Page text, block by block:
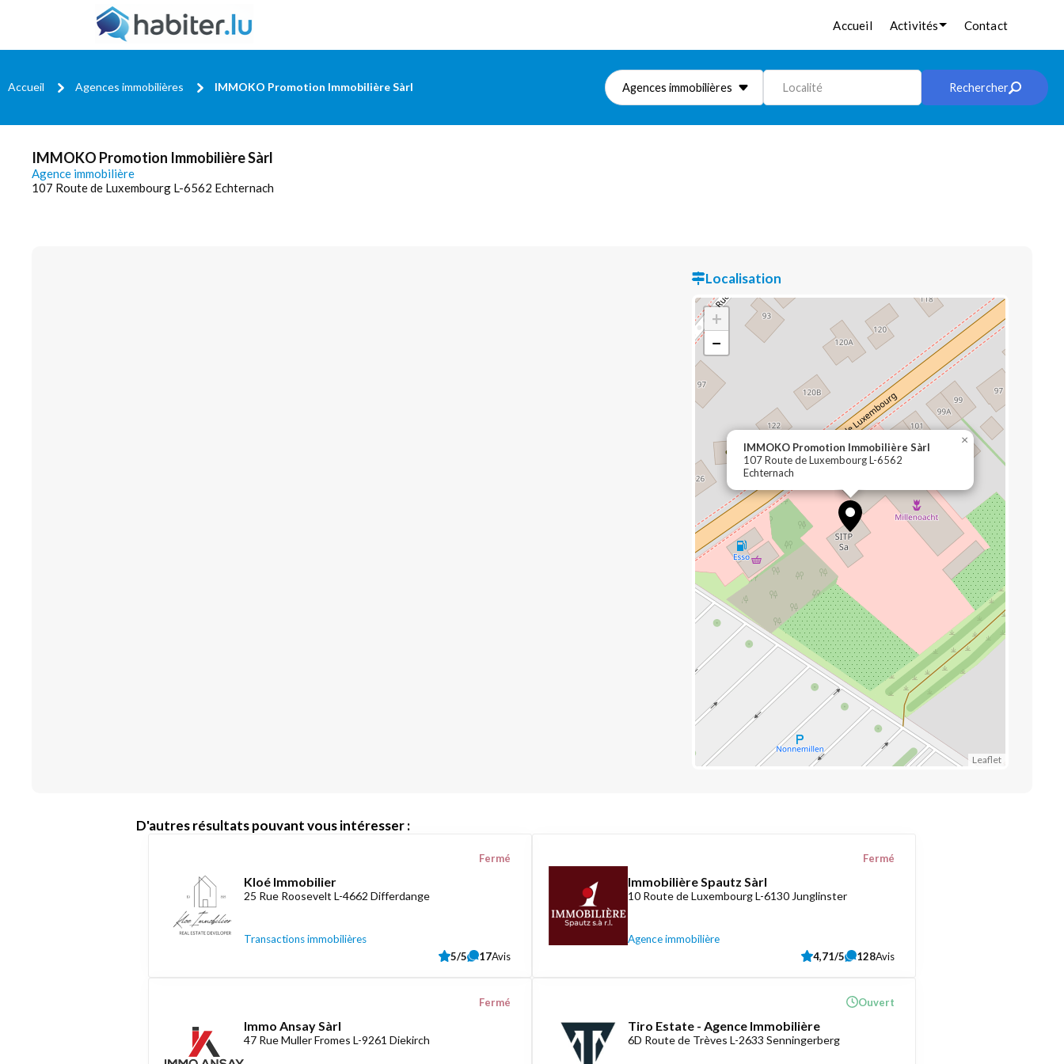
Accueil Activités Contact
Accueil Agences immobilières IMMOKO Promotion Immobilière Sàrl Agences immobilières Localité Rechercher
IMMOKO Promotion Immobilière Sàrl
Agence immobilière
107 Route de Luxembourg L-6562 Echternach
Localisation
IMMOKO Promotion Immobilière Sàrl
107 Route de Luxembourg L-6562
Echternach
×
+
−
Leaflet
D'autres résultats pouvant vous intéresser :
Kloé Immobilier
25 Rue Roosevelt L-4662 Differdange
Transactions immobilières
Fermé
5/5 17Avis
Immobilière Spautz Sàrl
10 Route de Luxembourg L-6130 Junglinster
Agence immobilière
Fermé
4,71/5 128Avis
Immo Ansay Sàrl
47 Rue Muller Fromes L-9261 Diekirch
Fermé
Tiro Estate - Agence Immobilière
6D Route de Trèves L-2633 Senningerberg
Ouvert